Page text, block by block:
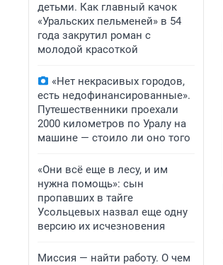
детьми. Как главный качок
«Уральских пельменей» в 54
года закрутил роман с
молодой красоткой
«Нет некрасивых городов,
есть недофинансированные».
Путешественники проехали
2000 километров по Уралу на
машине — стоило ли оно того
«Они всё еще в лесу, и им
нужна помощь»: сын
пропавших в тайге
Усольцевых назвал еще одну
версию их исчезновения
Миссия — найти работу. О чем